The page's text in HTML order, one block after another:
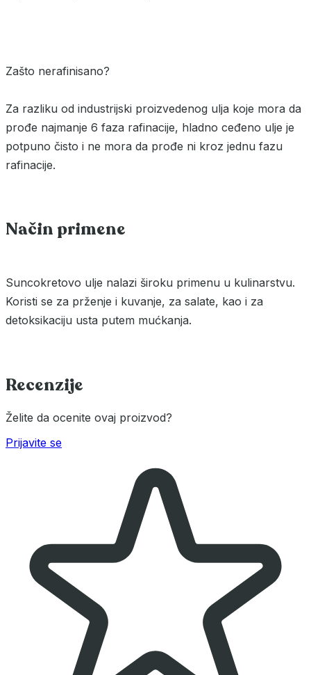
Zašto nerafinisano?
Za razliku od industrijski proizvedenog ulja koje mora da
prođe najmanje 6 faza rafinacije, hladno ceđeno ulje je
potpuno čisto i ne mora da prođe ni kroz jednu fazu
rafinacije.
Način primene
Suncokretovo ulje nalazi široku primenu u kulinarstvu.
Koristi se za prženje i kuvanje, za salate, kao i za
detoksikaciju usta putem mućkanja.
Recenzije
Želite da ocenite ovaj proizvod?
Prijavite se